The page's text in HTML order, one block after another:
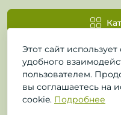
Этот сайт
удобного
пользователем.
вы соглашаетесь на
cookie. Подробнее